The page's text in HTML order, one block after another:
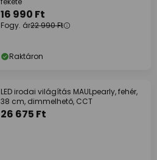
16 990 Ft
Fogy. ár22 990 Ft
Raktáron
LED irodai világítás MAULpearly, fehér,
38 cm, dimmelhető, CCT
26 675 Ft